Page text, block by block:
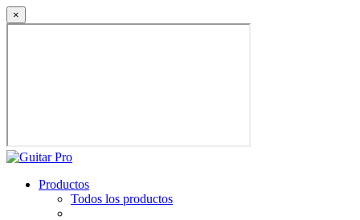
×
Productos
Todos los productos